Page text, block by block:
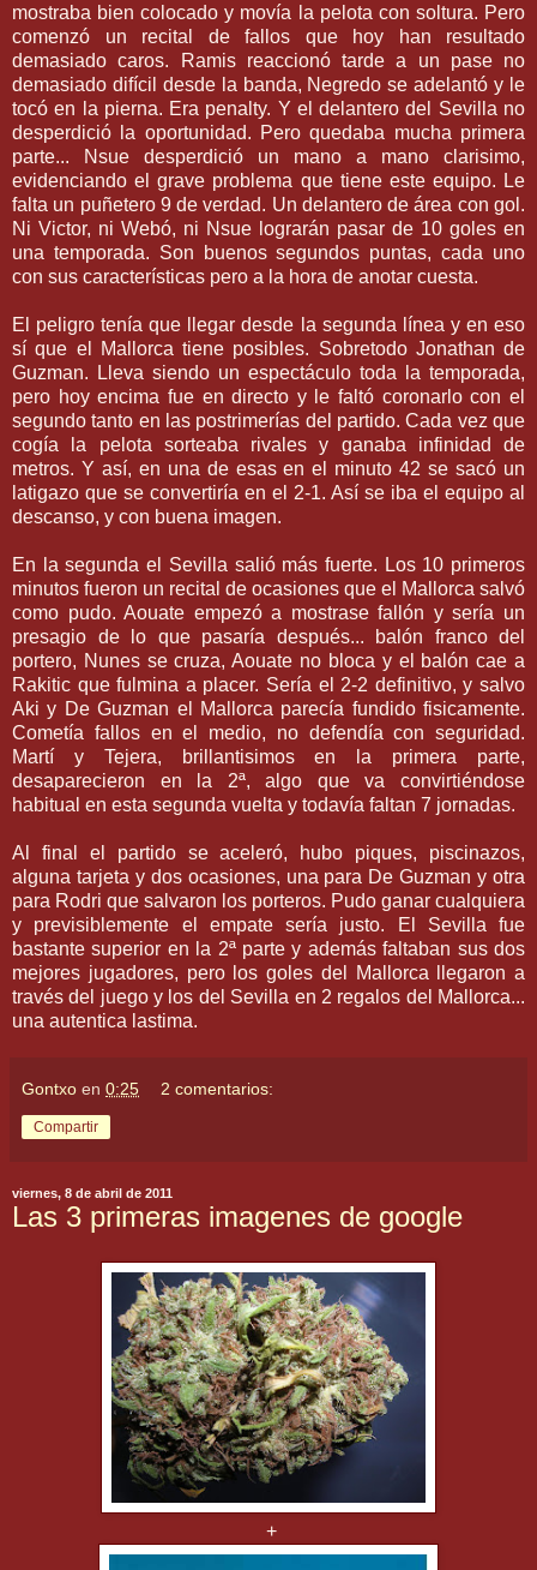
mostraba bien colocado y movía la pelota con soltura. Pero
comenzó un recital de fallos que hoy han resultado
demasiado caros. Ramis reaccionó tarde a un pase no
demasiado difícil desde la banda, Negredo se adelantó y le
tocó en la pierna. Era penalty. Y el delantero del Sevilla no
desperdició la oportunidad. Pero quedaba mucha primera
parte... Nsue desperdició un mano a mano clarisimo,
evidenciando el grave problema que tiene este equipo. Le
falta un puñetero 9 de verdad. Un delantero de área con gol.
Ni Victor, ni Webó, ni Nsue lograrán pasar de 10 goles en
una temporada. Son buenos segundos puntas, cada uno
con sus características pero a la hora de anotar cuesta.
El peligro tenía que llegar desde la segunda línea y en eso
sí que el Mallorca tiene posibles. Sobretodo Jonathan de
Guzman. Lleva siendo un espectáculo toda la temporada,
pero hoy encima fue en directo y le faltó coronarlo con el
segundo tanto en las postrimerías del partido. Cada vez que
cogía la pelota sorteaba rivales y ganaba infinidad de
metros. Y así, en una de esas en el minuto 42 se sacó un
latigazo que se convertiría en el 2-1. Así se iba el equipo al
descanso, y con buena imagen.
En la segunda el Sevilla salió más fuerte. Los 10 primeros
minutos fueron un recital de ocasiones que el Mallorca salvó
como pudo. Aouate empezó a mostrase fallón y sería un
presagio de lo que pasaría después... balón franco del
portero, Nunes se cruza, Aouate no bloca y el balón cae a
Rakitic que fulmina a placer. Sería el 2-2 definitivo, y salvo
Aki y De Guzman el Mallorca parecía fundido fisicamente.
Cometía fallos en el medio, no defendía con seguridad.
Martí y Tejera, brillantisimos en la primera parte,
desaparecieron en la 2ª, algo que va convirtiéndose
habitual en esta segunda vuelta y todavía faltan 7 jornadas.
Al final el partido se aceleró, hubo piques, piscinazos,
alguna tarjeta y dos ocasiones, una para De Guzman y otra
para Rodri que salvaron los porteros. Pudo ganar cualquiera
y previsiblemente el empate sería justo. El Sevilla fue
bastante superior en la 2ª parte y además faltaban sus dos
mejores jugadores, pero los goles del Mallorca llegaron a
través del juego y los del Sevilla en 2 regalos del Mallorca...
una autentica lastima.
Gontxo en 0:25 2 comentarios:
Compartir
viernes, 8 de abril de 2011
Las 3 primeras imagenes de google
+